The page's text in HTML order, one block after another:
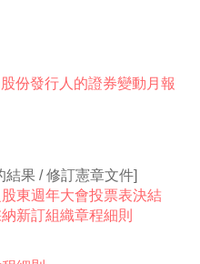
份發行人的證券變動月報
果 / 修訂憲章文件]
東週年大會投票表決結
新訂組織章程細則